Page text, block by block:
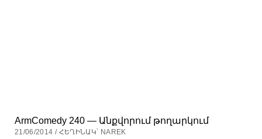
ArmComedy 240 — Անքվորում թողարկում
21/06/2014 / ՀԵՂԻՆԱԿ՝ NAREK